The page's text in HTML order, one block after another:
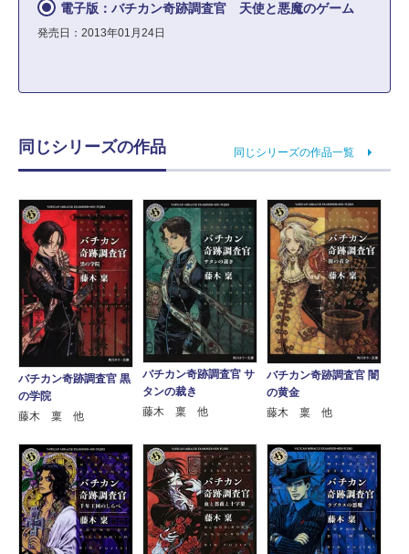
電子版：バチカン奇跡調査官 天使と悪魔のゲーム
発売日：2013年01月24日
同じシリーズの作品 同じシリーズの作品一覧
バチカン奇跡調査官 黒
の学院
藤木 稟 他
バチカン奇跡調査官 サ
タンの裁き
藤木 稟 他
バチカン奇跡調査官 闇
の黄金
藤木 稟 他